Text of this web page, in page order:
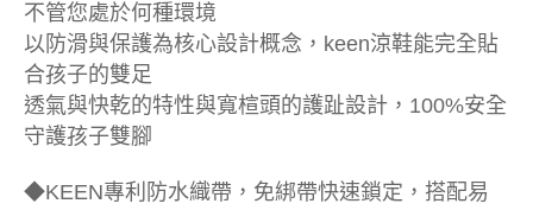
不管您處於何種環境
以防滑與保護為核心設計概念，keen涼鞋能完全貼
合孩子的雙足
透氣與快乾的特性與寬楦頭的護趾設計，100%安全
守護孩子雙腳
◆KEEN專利防水織帶，免綁帶快速鎖定，搭配易